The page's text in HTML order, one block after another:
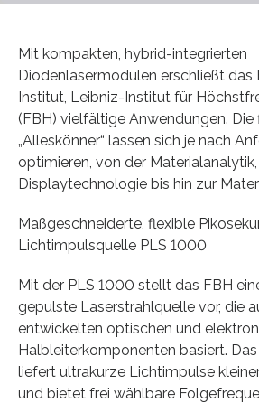
Mit kompakten, hybrid-integrierten
Diodenlasermodulen erschließt das
Institut, Leibniz-Institut für
(FBH) vielfältige Anwendungen. Die
„Alleskönner“ lassen sich je nach
optimieren, von der
Displaytechnologie bis hin zur
Maßgeschneiderte, flexible
Lichtimpulsquelle PLS 1000
Mit der PLS 1000 stellt das FBH
gepulste Laserstrahlquelle vor, die
entwickelten optischen und
Halbleiterkomponenten basiert.
liefert ultrakurze Lichtimpulse
und bietet frei wählbare